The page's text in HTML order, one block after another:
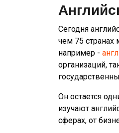
Сегодня
чем 75 странах
например -
организаций,
Он остается
изучают
сферах, от